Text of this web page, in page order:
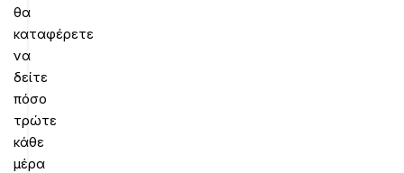
θα
καταφέρετε
να
δείτε
πόσο
τρώτε
κάθε
μέρα